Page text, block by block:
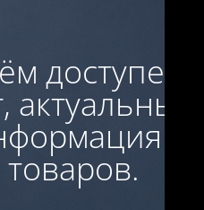
доступен:
актуальные
о